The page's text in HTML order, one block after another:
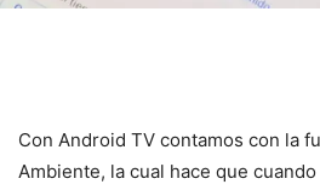
Con Android TV contamos con la
Ambiente, la cual hace que